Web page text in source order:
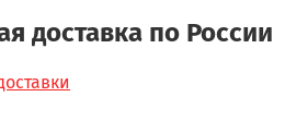
доставка по России